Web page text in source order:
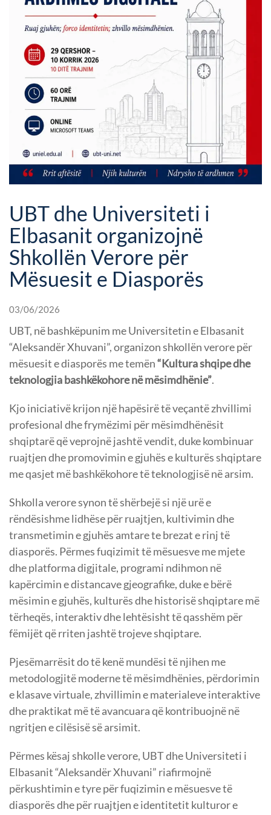
UBT dhe Universiteti i
Elbasanit organizojnë
Shkollën Verore për
Mësuesit e Diasporës
03/06/2026
UBT, në bashkëpunim me Universitetin e Elbasanit
“Aleksandër Xhuvani”, organizon shkollën verore për
mësuesit e diasporës me temën“Kultura shqipe dhe
teknologjia bashkëkohore në mësimdhënie”.
Kjo iniciativë krijon një hapësirë të veçantë zhvillimi
profesional dhe frymëzimi për mësimdhënësit
shqiptarë që veprojnë jashtë vendit, duke kombinuar
ruajtjen dhe promovimin e gjuhës e kulturës shqiptare
me qasjet më bashkëkohore të teknologjisë në arsim.
Shkolla verore synon të shërbejë si një urë e
rëndësishme lidhëse për ruajtjen, kultivimin dhe
transmetimin e gjuhës amtare te brezat e rinj të
diasporës. Përmes fuqizimit të mësuesve me mjete
dhe platforma digjitale, programi ndihmon në
kapërcimin e distancave gjeografike, duke e bërë
mësimin e gjuhës, kulturës dhe historisë shqiptare më
tërheqës, interaktiv dhe lehtësisht të qasshëm për
fëmijët që rriten jashtë trojeve shqiptare.
Pjesëmarrësit do të kenë mundësi të njihen me
metodologjitë moderne të mësimdhënies, përdorimin
e klasave virtuale, zhvillimin e materialeve interaktive
dhe praktikat më të avancuara që kontribuojnë në
ngritjen e cilësisë së arsimit.
Përmes kësaj shkolle verore, UBT dhe Universiteti i
Elbasanit “Aleksandër Xhuvani” riafirmojnë
përkushtimin e tyre për fuqizimin e mësuesve të
diasporës dhe për ruajtjen e identitetit kulturor e